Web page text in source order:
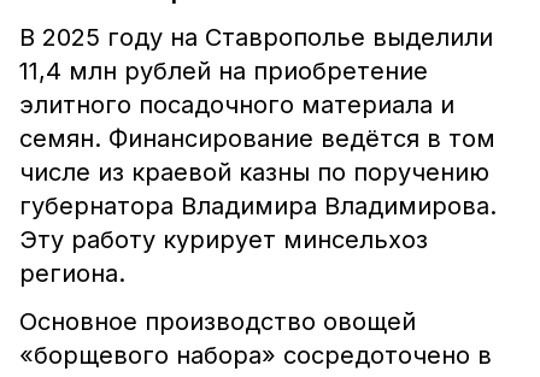
В 2025 году на Ставрополье выделили
11,4 млн рублей на приобретение
элитного посадочного материала и
семян. Финансирование ведётся в том
числе из краевой казны по поручению
губернатора Владимира Владимирова.
Эту работу курирует минсельхоз
региона.
Основное производство овощей
«борщевого набора» сосредоточено в